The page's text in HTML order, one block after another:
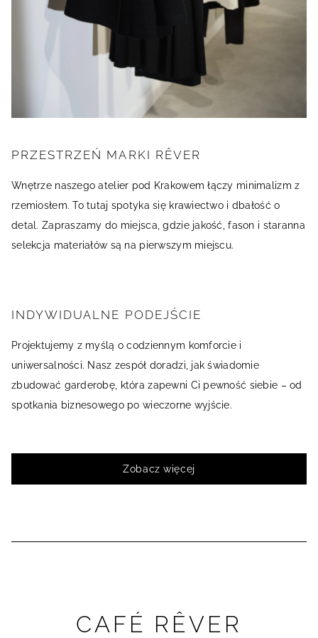
PRZESTRZEŃ MARKI RÊVER
Wnętrze naszego atelier pod Krakowem łączy minimalizm z
rzemiosłem. To tutaj spotyka się krawiectwo i dbałość o
detal. Zapraszamy do miejsca, gdzie jakość, fason i staranna
selekcja materiałów są na pierwszym miejscu.
INDYWIDUALNE PODEJŚCIE
Projektujemy z myślą o codziennym komforcie i
uniwersalności. Nasz zespół doradzi, jak świadomie
zbudować garderobę, która zapewni Ci pewność siebie – od
spotkania biznesowego po wieczorne wyjście.
Zobacz więcej
CAFÉ RÊVER